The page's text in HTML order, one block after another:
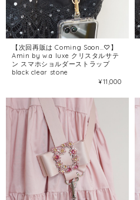
【次回再販は Coming Soon…♡】
Amin by w.a luxe クリスタルサテ
ン スマホショルダーストラップ
black clear stone
¥11,000